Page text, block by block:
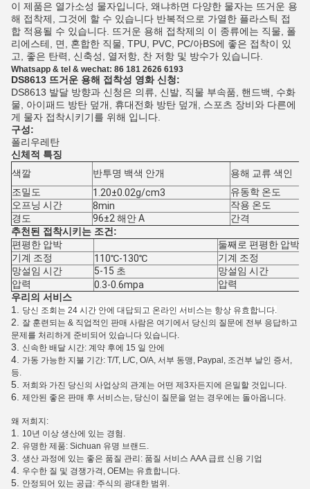
이 제품은 열가소성 물자입니다, 왜냐하면 다양한 물자는 뜨거운 용
해 접착제, 그것에 할 수 있습니다 반복적으로 가열한 플라스틱 접
합 적용될 수 있습니다. 뜨거운 용해 접착제의 이 종류에는 직물, 폴
리에스테, 면, 혼합한 직물, TPU, PVC, PC/아BS에 좋은 접착이 있
고, 좋은 탄력, 신축성, 열저항, 찬 저항 및 방수가 있습니다.
Whatsapp & tel & wechat: 86 181 2626 6193
DS8613 뜨거운 용해 접착성 영화 신청:
DS8613 발달 방향과 신청은 의류, 신발, 직물 부속품, 핸드백, 수화
물, 아이패드 방탄 덮개, 휴대전화 방탄 덮개, 스포츠 장비와 다른에
게 물자 접착시키기를 위해 입니다.
구성:
폴리우레탄
신체적 특징
색깔
반투명 백색 안개
용해 교류 색인
조밀도
1.20±0.02g/cm3
유동학 온도
오프닝 시간
8min
작용 온도
경도
96±2 해안 A
간격
추천된 접착시키는 조건:
편평한 압박
둘째로 편평한 압박
기계 조정
110℃-130℃
기계 조정
망설임 시간
5-15 초
망설임 시간
압력
0.3-0.6mpa
압력
우리의 서비스
1.
당신 조회는 24 시간 안에 대답되고 온라인 서비스는 항상 유효합니다.
2.
잘 훈련되는 & 직업적인 판매 사람은 여기에서 당신의 질문에 전부 응답하고
문제를 처리하게 준비되어 있습니다 있습니다.
3. 신속한 배달 시간: 계약 후에 15 일 안에
4.
가동 가능한 지불 기간: T/T, L/C, O/A, 서부 동맹, Paypal, 조건부 날인 증서,
등.
5. 저희와 가진 당신의 사업상의 관계는 어떤 제3자든지에 은밀할 것입니다.
6. 제안된 좋은 판매 후 서비스는, 당신이 질문을 얻는 경우에는 돌아옵니다.
왜 저희지:
1. 10년 이상 생산에 있는 경험.
2. 유명한 제품: Sichuan 유명 브랜드.
3. 생산 과정에 있는 좋은 품질 관리: 품질 서비스 AAA 급료 신용 기업
4. 우수한 질 및 경쟁가격, OEM는 유효합니다.
5. 안정되어 있는 공급: 주식의 광대한 범위.